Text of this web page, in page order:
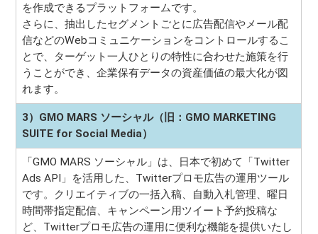
を作成できるプラットフォームです。
さらに、抽出したセグメントごとに広告配信やメール配
信などのWebコミュニケーションをコントロールするこ
とで、ターゲット一人ひとりの特性に合わせた施策を行
うことができ、企業保有データの資産価値の最大化が図
れます。
3）GMO MARS ソーシャル（旧：GMO MARKETING
SUITE for Social Media）
「GMO MARS ソーシャル」は、日本で初めて「Twitter
Ads API」を活用した、Twitterプロモ広告の運用ツール
です。クリエイティブの一括入稿、自動入札管理、曜日
時間帯指定配信、キャンペーン用ツイート予約投稿な
ど、Twitterプロモ広告の運用に便利な機能を提供いたし